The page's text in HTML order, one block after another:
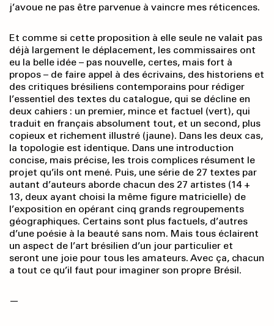
j’avoue ne pas être parvenue à vaincre mes réticences.
Et comme si cette proposition à elle seule ne valait pas
déjà largement le déplacement, les commissaires ont
eu la belle idée – pas nouvelle, certes, mais fort à
propos – de faire appel à des écrivains, des historiens et
des critiques brésiliens contemporains pour rédiger
l’essentiel des textes du catalogue, qui se décline en
deux cahiers : un premier, mince et factuel (vert), qui
traduit en français absolument tout, et un second, plus
copieux et richement illustré (jaune). Dans les deux cas,
la topologie est identique. Dans une introduction
concise, mais précise, les trois complices résument le
projet qu’ils ont mené. Puis, une série de 27 textes par
autant d’auteurs aborde chacun des 27 artistes (14 +
13, deux ayant choisi la même figure matricielle) de
l’exposition en opérant cinq grands regroupements
géographiques. Certains sont plus factuels, d’autres
d’une poésie à la beauté sans nom. Mais tous éclairent
un aspect de l’art brésilien d’un jour particulier et
seront une joie pour tous les amateurs. Avec ça, chacun
a tout ce qu’il faut pour imaginer son propre Brésil.
—